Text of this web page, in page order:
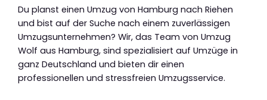
Du planst einen Umzug von Hamburg nach Riehen
und bist auf der Suche nach einem zuverlässigen
Umzugsunternehmen? Wir, das Team von Umzug
Wolf aus Hamburg, sind spezialisiert auf Umzüge in
ganz Deutschland und bieten dir einen
professionellen und stressfreien Umzugsservice.